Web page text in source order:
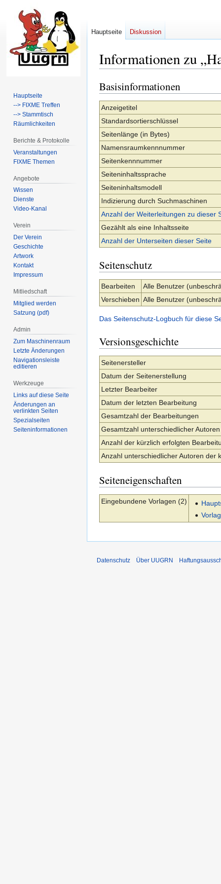
Informationen zu
Zur
Navigation
springen
Zur
Suche
springen
Basisinformationen
Anzeigetitel
Standardsortierschlüssel
Seitenlänge (in Bytes)
Namensraumkennnummer
Seitenkennnummer
Seiteninhaltssprache
Seiteninhaltsmodell
Indizierung durch Suchmaschinen
Anzahl der Weiterleitungen zu dieser
Gezählt als eine Inhaltsseite
Anzahl der Unterseiten dieser Seite
Seitenschutz
Bearbeiten
Alle Benutzer
Verschieben Alle Benutzer
Das Seitenschutz-Logbuch für diese
Versionsgeschichte
Seitenersteller
Datum der Seitenerstellung
Letzter Bearbeiter
Datum der letzten Bearbeitung
Gesamtzahl der Bearbeitungen
Gesamtzahl unterschiedlicher Autoren
Anzahl der kürzlich erfolgten
Anzahl unterschiedlicher Autoren der
Seiteneigenschaften
Eingebundene Vorlagen (2)
Hauptseite Diskussion
Hauptseite
--> FIXME Treffen
--> Stammtisch
Räumlichkeiten
Berichte & Protokolle
Veranstaltungen
FIXME Themen
Angebote
Wissen
Dienste
Video-Kanal
Verein
Der Verein
Geschichte
Artwork
Kontakt
Impressum
Mitliedschaft
Mitglied werden
Satzung (pdf)
Admin
Zum Maschinenraum
Letzte Änderungen
Navigationsleiste
editieren
Werkzeuge
Links auf diese Seite
Änderungen an
verlinkten Seiten
Spezialseiten
Seiten­­informationen
Datenschutz Über UUGRN